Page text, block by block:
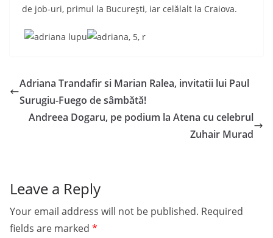
de job-uri, primul la București, iar celălalt la Craiova.
Adriana Trandafir si Marian Ralea, invitatii lui Paul
Surugiu-Fuego de sâmbătă!
Andreea Dogaru, pe podium la Atena cu celebrul
Zuhair Murad
Leave a Reply
Your email address will not be published. Required
fields are marked *